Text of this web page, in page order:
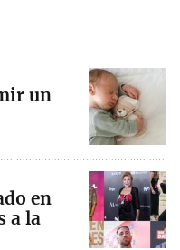
un
en
a la